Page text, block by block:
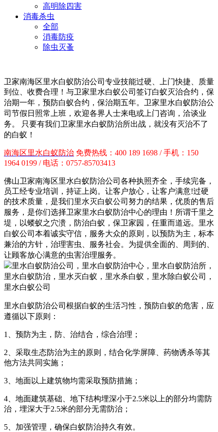
高明除四害
消毒杀虫
全部
消毒防疫
除虫灭蚤
卫家南海区里水白蚁防治公司专业技能过硬、上门快捷、质量
到位、收费合理！与卫家里水白蚁公司签订白蚁灭治合约，保
治期一年，预防白蚁合约，保治期五年。卫家里水白蚁防治公
司节假日照常上班，欢迎各界人士来电或上门咨询，洽谈业
务。 只要有我们卫家里水白蚁防治所出战，就没有灭治不了
的白蚁！
南海区里水白蚁防治 免费热线：400 189 1698 / 手机：150
1964 0199 / 电话：0757-85703413
佛山卫家南海区里水白蚁防治公司各种执照齐全，手续完备，
员工经专业培训，持证上岗。让客户放心，让客户满意!过硬
的技术质量，是我们里水灭白蚁公司努力的结果，优质的售后
服务，是你们选择卫家里水白蚁防治中心的理由！ 所谓千里之
堤，以蝼蚁之穴溃，防治白蚁，保卫家园，任重而道远。里水
白蚁公司本着诚实守信，服务大众的原则，以预防为主，标本
兼治的方针，治理害虫、服务社会。为提供全面的、周到的、
让顾客放心满意的虫害治理服务。
里水白蚁防治公司根据白蚁的生活习性，预防白蚁的危害，应
遵循以下原则：
1、预防为主，防、治结合，综合治理；
2、采取生态防治为主的原则，结合化学屏障、药物诱杀等其
他方法共同实施；
3、地面以上建筑物均需采取预防措施；
4、地面建筑基础、地下结构埋深小于2.5米以上的部分均需防
治，埋深大于2.5米的部分无需防治；
5、加强管理，确保白蚁防治持久有效。